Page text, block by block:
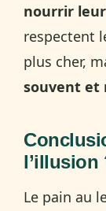
nourrir
respectent
plus cher,
souvent et
l’illusion
Le pain au